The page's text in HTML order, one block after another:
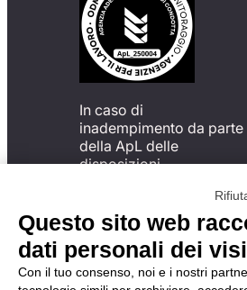
In caso di
inadempimento da parte
della ApL delle
disposizioni
possibile presentare un
reclamo
all’Organismo di
Monitoraggio utilizzando
una delle modalità
Questo sito web
dati personali dei
Con il tuo consenso, noi e i nostri